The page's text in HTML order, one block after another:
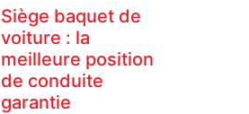
Siège baquet de
voiture : la
meilleure position
de conduite
garantie